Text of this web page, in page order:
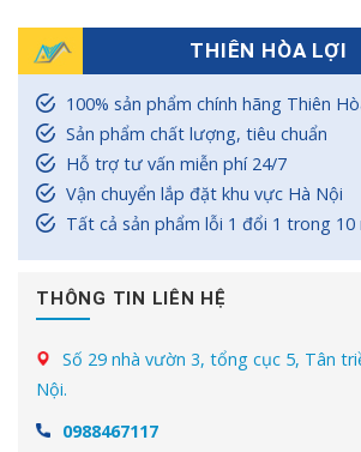
THIÊN HÒA LỢI
100% sản phẩm chính hãng Thiên
Sản phẩm chất lượng, tiêu chuẩn
Hỗ trợ tư vấn miễn phí 24/7
Vận chuyển lắp đặt khu vực Hà Nội
Tất cả sản phẩm lỗi 1 đổi 1 trong 10
THÔNG TIN LIÊN HỆ
Số 29 nhà vườn 3, tổng cục 5, Tân
Nội.
0988467117